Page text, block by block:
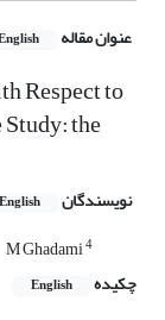
عنوان مقاله
Respect to
the
نویسندگان English
M Ghadami4
چکیده English